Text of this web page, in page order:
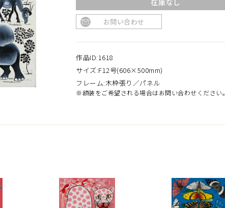
在庫なし
お問い合わせ
作品ID:1618
サイズ:F12号(606×500mm)
フレーム:木枠張り／パネル
※額装をご希望される場合はお問い合わせください。